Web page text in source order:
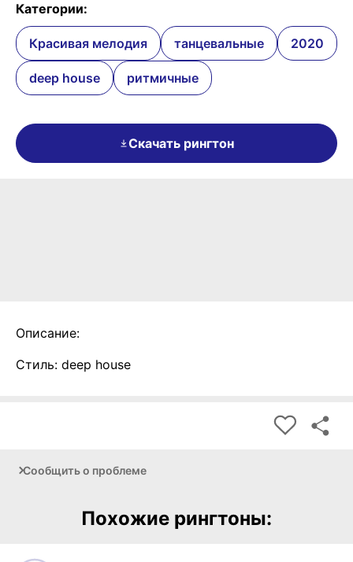
Категории:
Красивая мелодия танцевальные 2020
deep house ритмичные
Скачать рингтон
Описание:
Стиль: deep house
Сообщить о проблеме
Похожие рингтоны: